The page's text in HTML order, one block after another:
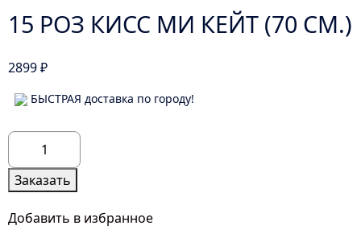
15 РОЗ КИСС МИ КЕЙТ (70 СМ.)
2899₽
БЫСТРАЯ доставка по городу!
Количество
товара
15
Роз
Кисс
Заказать
Добавить в избранное